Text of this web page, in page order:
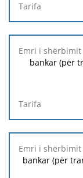
bankar (për
bankar (për